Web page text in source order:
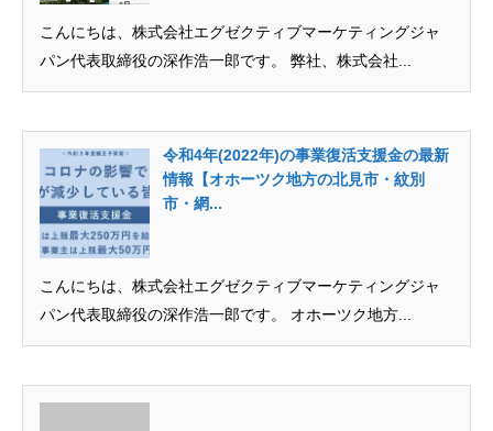
こんにちは、株式会社エグゼクティブマーケティングジャ
パン代表取締役の深作浩一郎です。 弊社、株式会社...
令和4年(2022年)の事業復活支援金の最新
情報【オホーツク地方の北見市・紋別
市・網...
こんにちは、株式会社エグゼクティブマーケティングジャ
パン代表取締役の深作浩一郎です。 オホーツク地方...